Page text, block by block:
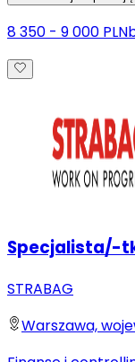
8 350 - 9 000 PLN
Specjalista/-
STRABAG
Warszawa,